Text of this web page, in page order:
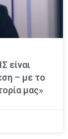
είναι
– με το
μας»